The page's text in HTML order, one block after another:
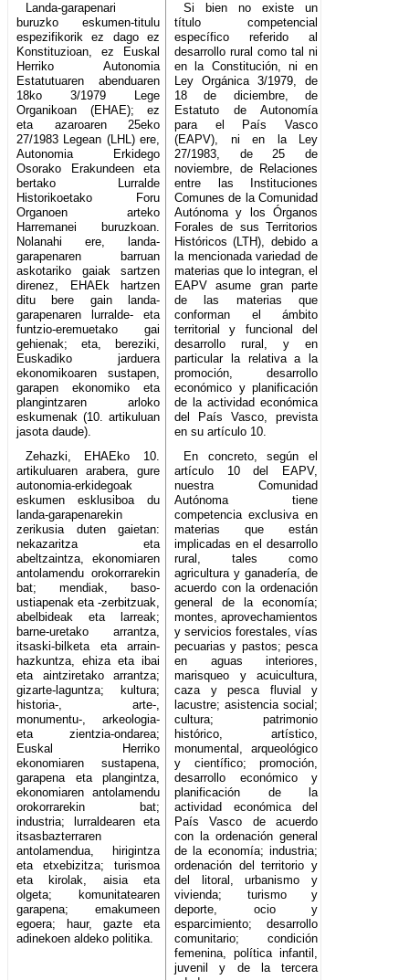
Landa-garapenari
buruzko eskumen-titulu
espezifikorik ez dago ez
Konstituzioan, ez Euskal
Herriko Autonomia
Estatutuaren abenduaren
18ko 3/1979 Lege
Organikoan (EHAE); ez
eta azaroaren 25eko
27/1983 Legean (LHL) ere,
Autonomia Erkidego
Osorako Erakundeen eta
bertako Lurralde
Historikoetako Foru
Organoen arteko
Harremanei buruzkoan.
Nolanahi ere, landa-
garapenaren barruan
askotariko gaiak sartzen
direnez, EHAEk hartzen
ditu bere gain landa-
garapenaren lurralde- eta
funtzio-eremuetako gai
gehienak; eta, bereziki,
Euskadiko jarduera
ekonomikoaren sustapen,
garapen ekonomiko eta
plangintzaren arloko
eskumenak (10. artikuluan
jasota daude).
Si bien no existe un
título competencial
específico referido al
desarrollo rural como tal ni
en la Constitución, ni en
Ley Orgánica 3/1979, de
18 de diciembre, de
Estatuto de Autonomía
para el País Vasco
(EAPV), ni en la Ley
27/1983, de 25 de
noviembre, de Relaciones
entre las Instituciones
Comunes de la Comunidad
Autónoma y los Órganos
Forales de sus Territorios
Históricos (LTH), debido a
la mencionada variedad de
materias que lo integran, el
EAPV asume gran parte
de las materias que
conforman el ámbito
territorial y funcional del
desarrollo rural, y en
particular la relativa a la
promoción, desarrollo
económico y planificación
de la actividad económica
del País Vasco, prevista
en su artículo 10.
Zehazki, EHAEko 10.
artikuluaren arabera, gure
autonomia-erkidegoak
eskumen esklusiboa du
landa-garapenarekin
zerikusia duten gaietan:
nekazaritza eta
abeltzaintza, ekonomiaren
antolamendu orokorrarekin
bat; mendiak, baso-
ustiapenak eta -zerbitzuak,
abelbideak eta larreak;
barne-uretako arrantza,
itsaski-bilketa eta arrain-
hazkuntza, ehiza eta ibai
eta aintziretako arrantza;
gizarte-laguntza; kultura;
historia-, arte-,
monumentu-, arkeologia-
eta zientzia-ondarea;
Euskal Herriko
ekonomiaren sustapena,
garapena eta plangintza,
ekonomiaren antolamendu
orokorrarekin bat;
industria; lurraldearen eta
itsasbazterraren
antolamendua, hirigintza
eta etxebizitza; turismoa
eta kirolak, aisia eta
olgeta; komunitatearen
garapena; emakumeen
egoera; haur, gazte eta
adinekoen aldeko politika.
En concreto, según el
artículo 10 del EAPV,
nuestra Comunidad
Autónoma tiene
competencia exclusiva en
materias que están
implicadas en el desarrollo
rural, tales como
agricultura y ganadería, de
acuerdo con la ordenación
general de la economía;
montes, aprovechamientos
y servicios forestales, vías
pecuarias y pastos; pesca
en aguas interiores,
marisqueo y acuicultura,
caza y pesca fluvial y
lacustre; asistencia social;
cultura; patrimonio
histórico, artístico,
monumental, arqueológico
y científico; promoción,
desarrollo económico y
planificación de la
actividad económica del
País Vasco de acuerdo
con la ordenación general
de la economía; industria;
ordenación del territorio y
del litoral, urbanismo y
vivienda; turismo y
deporte, ocio y
esparcimiento; desarrollo
comunitario; condición
femenina, política infantil,
juvenil y de la tercera